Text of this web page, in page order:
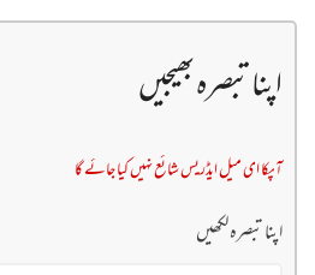
اپنا تبصرہ بھیجیں
آپکا ای میل ایڈریس شائع نہیں کیا جائے گا
اپنا تبصرہ لکھیں